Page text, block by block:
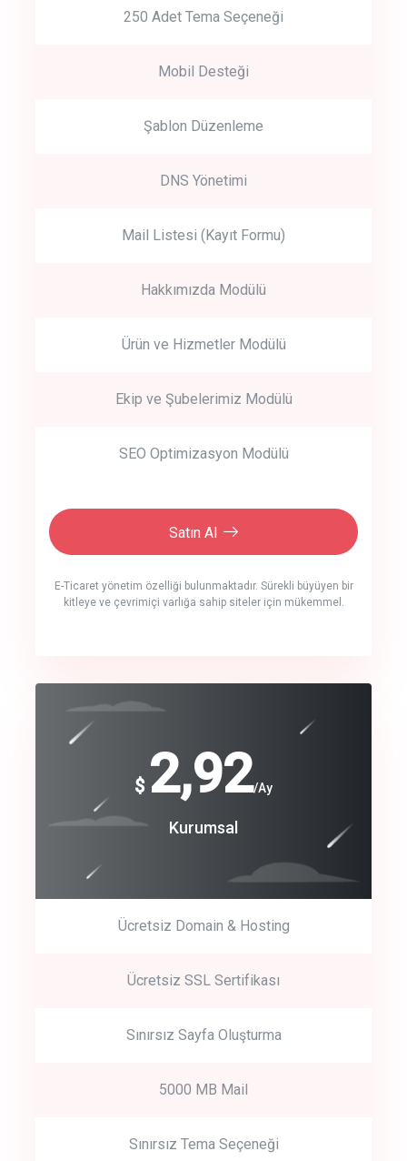
250 Adet Tema Seçeneği
Mobil Desteği
Şablon Düzenleme
DNS Yönetimi
Mail Listesi (Kayıt Formu)
Hakkımızda Modülü
Ürün ve Hizmetler Modülü
Ekip ve Şubelerimiz Modülü
SEO Optimizasyon Modülü
Satın Al
E-Ticaret yönetim özelliği bulunmaktadır. Sürekli büyüyen bir
kitleye ve çevrimiçi varlığa sahip siteler için mükemmel.
crm auto cync
track energy costs
Get Started
Start by trying our service for 30 days free trial no credit card
$ 2,92/Ay
Kurumsal
Ücretsiz Domain & Hosting
Ücretsiz SSL Sertifikası
Sınırsız Sayfa Oluşturma
5000 MB Mail
Sınırsız Tema Seçeneği
$
240
Coroprate